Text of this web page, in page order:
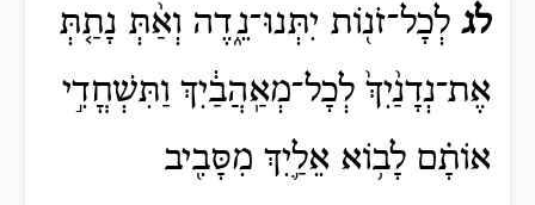
לג לְכָל־זֹנ֖וֹת יִתְּנוּ־נֵ֑דֶה וְאַ֨תְּ נָתַ֤תְּ
אֶת־נְדָנַ֨יִךְ֙ לְכָל־מְאַֽהֲבַ֔יִךְ וַתִּשְׁחֳדִ֣י
אוֹתָ֗ם לָב֥וֹא אֵלַ֛יִךְ מִסָּבִ֖יב